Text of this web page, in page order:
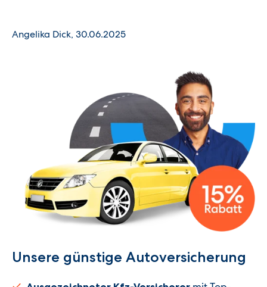
Angelika Dick, 30.06.2025
Unsere günstige Autoversicherung​